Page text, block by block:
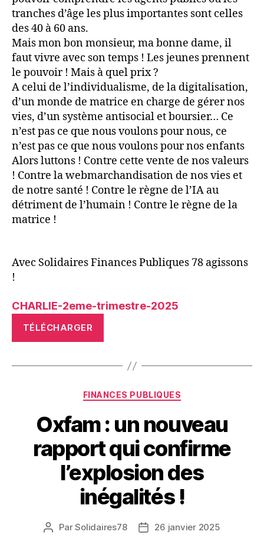
tranches d’âge les plus importantes sont celles
des 40 à 60 ans.
Mais mon bon monsieur, ma bonne dame, il
faut vivre avec son temps ! Les jeunes prennent
le pouvoir ! Mais à quel prix ?
A celui de l’individualisme, de la digitalisation,
d’un monde de matrice en charge de gérer nos
vies, d’un système antisocial et boursier… Ce
n’est pas ce que nous voulons pour nous, ce
n’est pas ce que nous voulons pour nos enfants
Alors luttons ! Contre cette vente de nos valeurs
! Contre la webmarchandisation de nos vies et
de notre santé ! Contre le règne de l’IA au
détriment de l’humain ! Contre le règne de la
matrice !
Avec Solidaires Finances Publiques 78 agissons
!
CHARLIE-2eme-trimestre-2025
TÉLÉCHARGER
Catégories
FINANCES PUBLIQUES
Oxfam : un nouveau
rapport qui confirme
l’explosion des
inégalités !
Auteur
ParSolidaires78
Date26 janvier 2025